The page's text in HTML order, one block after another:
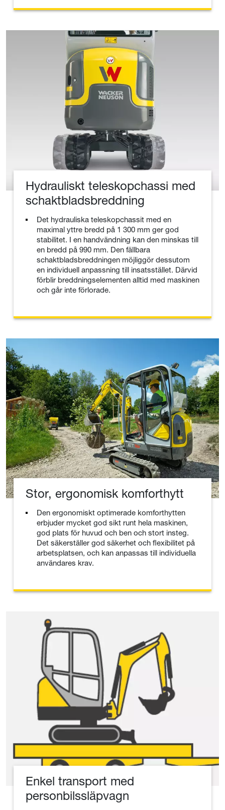
Hydrauliskt teleskopchassi med
schaktbladsbreddning
Det hydrauliska teleskopchassit med en
maximal yttre bredd på 1 300 mm ger god
stabilitet. I en handvändning kan den minskas till
en bredd på 990 mm. Den fällbara
schaktbladsbreddningen möjliggör dessutom
en individuell anpassning till insatsstället. Därvid
förblir breddningselementen alltid med maskinen
och går inte förlorade.
Stor, ergonomisk komforthytt
Den ergonomiskt optimerade komforthytten
erbjuder mycket god sikt runt hela maskinen,
god plats för huvud och ben och stort insteg.
Det säkerställer god säkerhet och flexibilitet på
arbetsplatsen, och kan anpassas till individuella
användares krav.
Enkel transport med
personbilssläpvagn